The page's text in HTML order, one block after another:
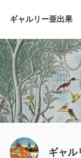
ギャルリー亜出果
ギャル